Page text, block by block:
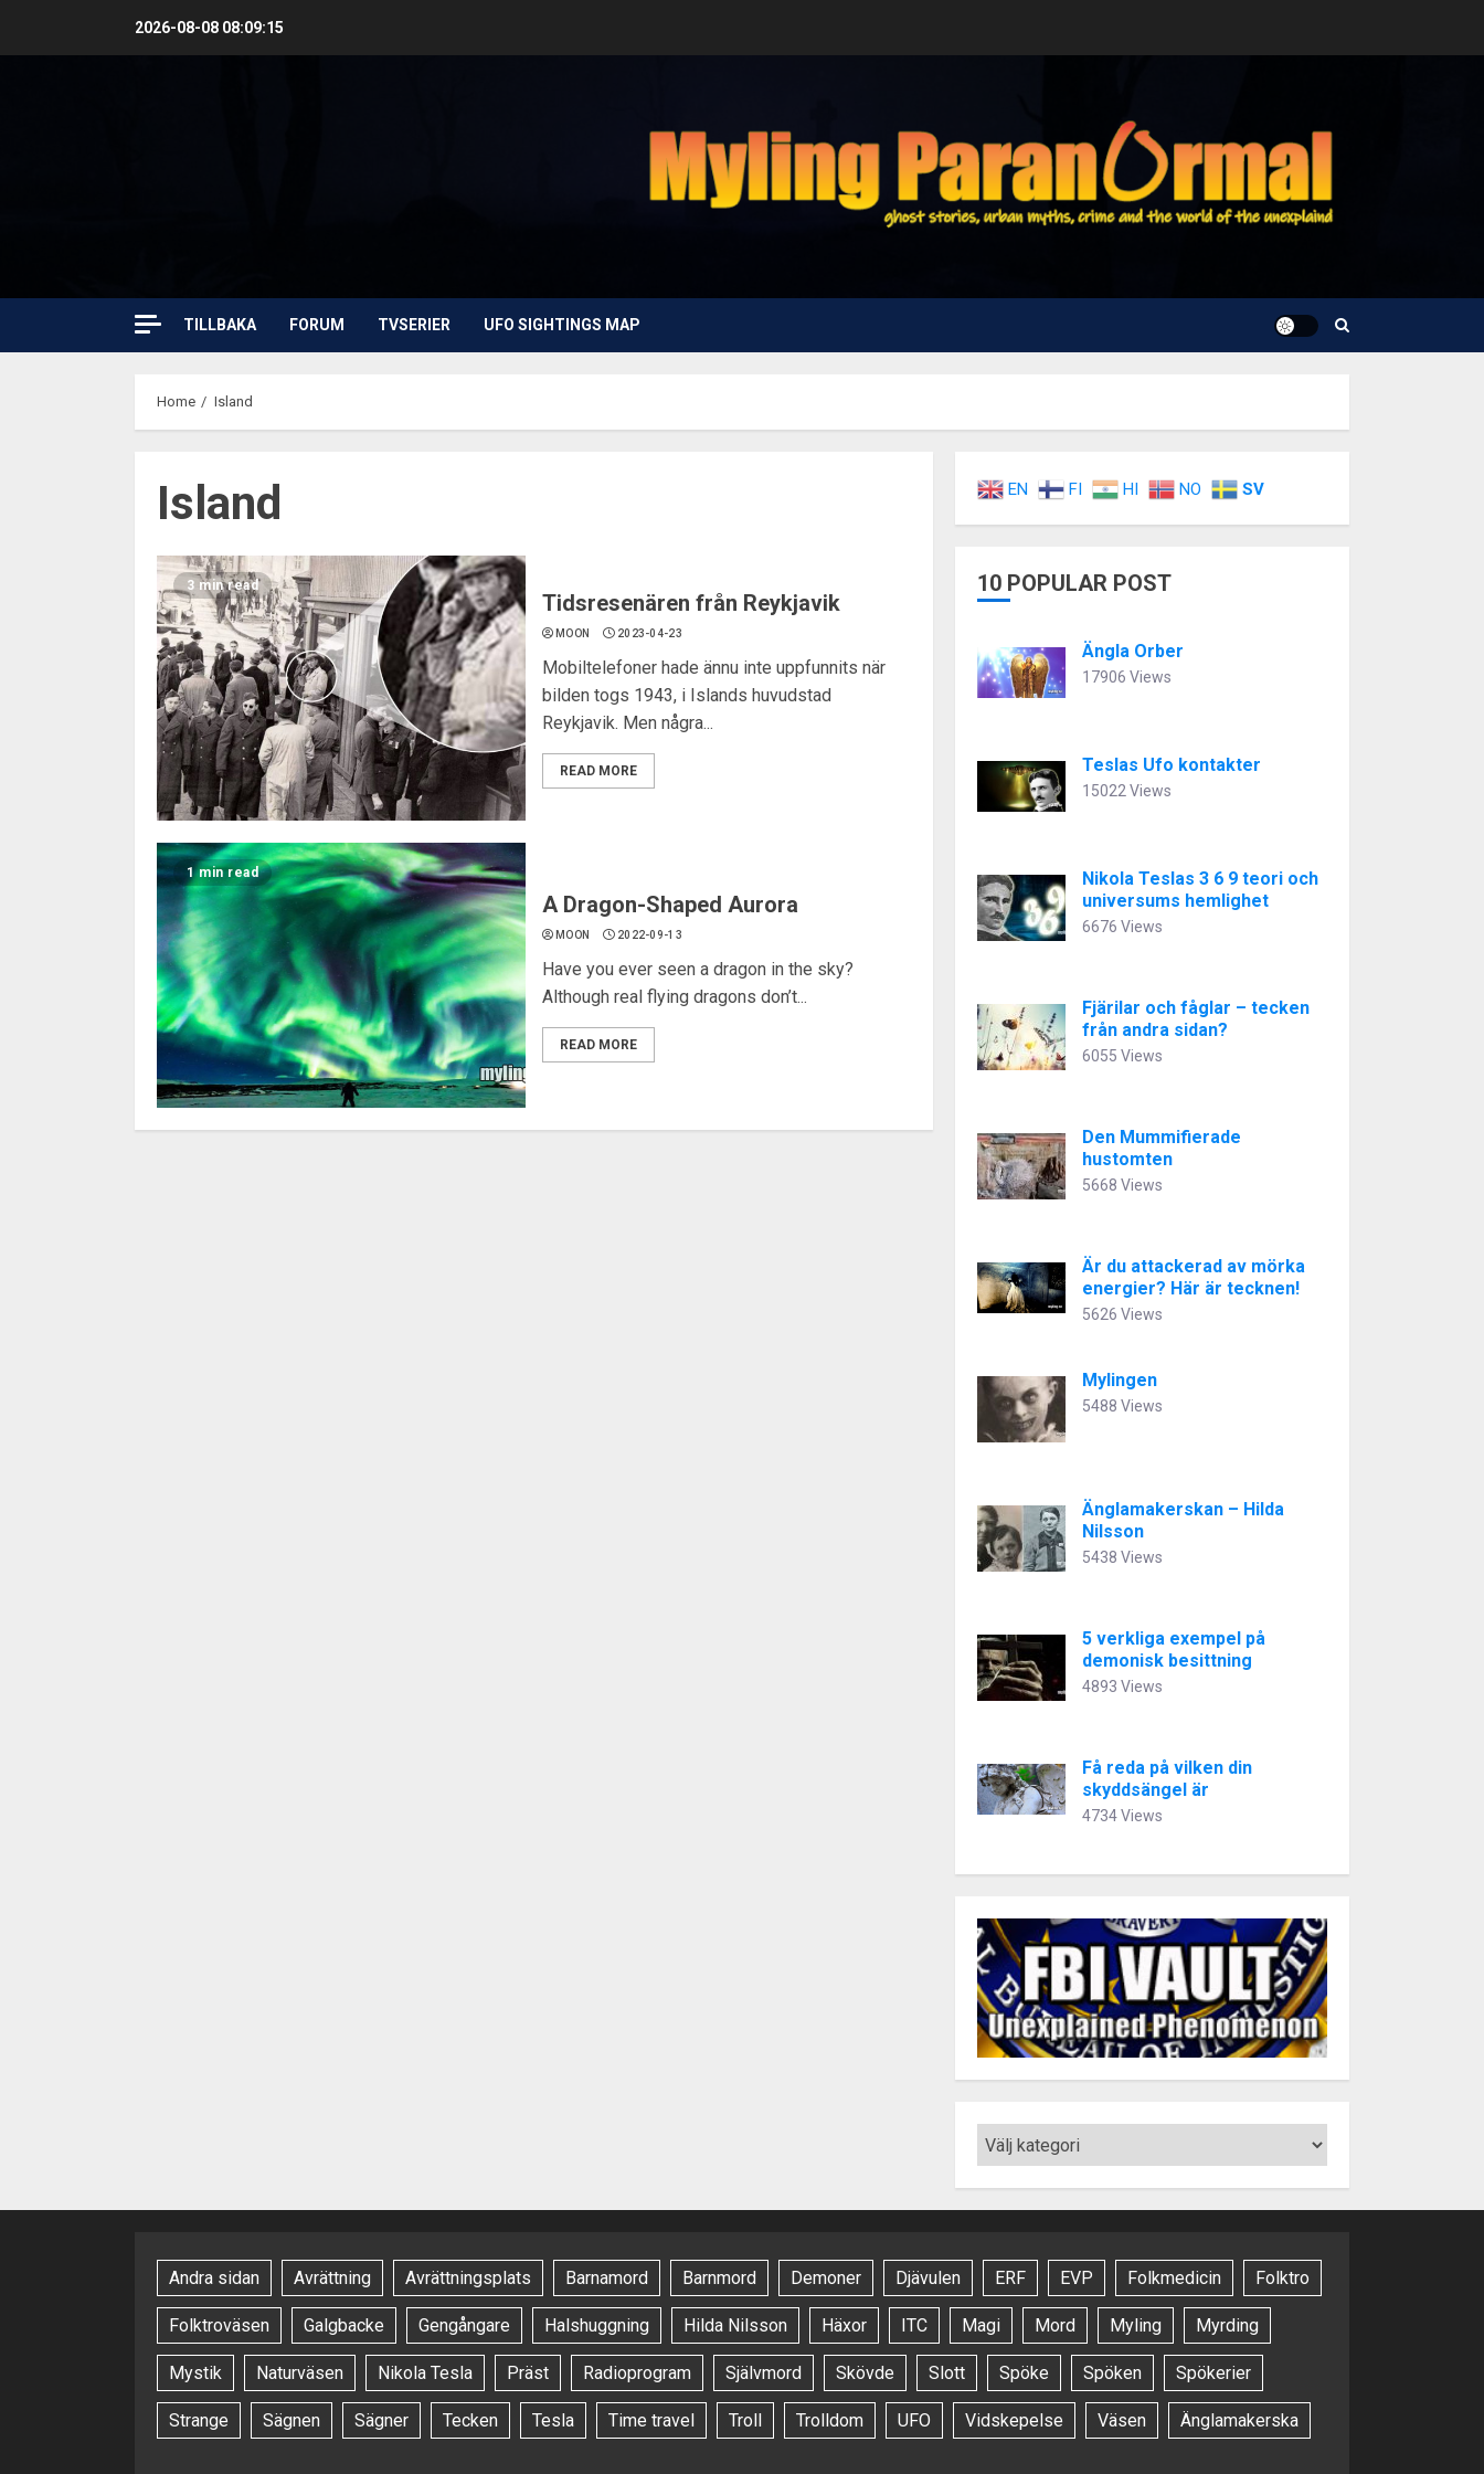
2026-08-08 08:09:16
TILLBAKA FORUM TVSERIER UFO SIGHTINGS MAP
Home Island
Island
3 min read
Tidsresenären från Reykjavik
MOON 2023-04-23
Mobiltelefoner hade ännu inte uppfunnits när
bilden togs 1943, i Islands huvudstad
Reykjavik. Men några...
READ MORE
1 min read
A Dragon-Shaped Aurora
MOON 2022-09-13
Have you ever seen a dragon in the sky?
Although real flying dragons don’t...
READ MORE
EN FI HI NO SV
10 POPULAR POST
Ängla Orber
17906 Views
Teslas Ufo kontakter
15022 Views
Nikola Teslas 3 6 9 teori och
universums hemlighet
6676 Views
Fjärilar och fåglar – tecken
från andra sidan?
6055 Views
Den Mummifierade
hustomten
5668 Views
Är du attackerad av mörka
energier? Här är tecknen!
5626 Views
Mylingen
5488 Views
Änglamakerskan – Hilda
Nilsson
5438 Views
5 verkliga exempel på
demonisk besittning
4893 Views
Få reda på vilken din
skyddsängel är
4734 Views
Andra sidan Avrättning Avrättningsplats Barnamord Barnmord Demoner Djävulen ERF EVP Folkmedicin Folktro
Folktroväsen Galgbacke Gengångare Halshuggning Hilda Nilsson Häxor ITC Magi Mord Myling Myrding
Mystik Naturväsen Nikola Tesla Präst Radioprogram Självmord Skövde Slott Spöke Spöken Spökerier
Strange Sägnen Sägner Tecken Tesla Time travel Troll Trolldom UFO Vidskepelse Väsen Änglamakerska